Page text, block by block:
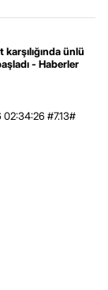
ünlü
- Haberler
02:34:26 #7.13#